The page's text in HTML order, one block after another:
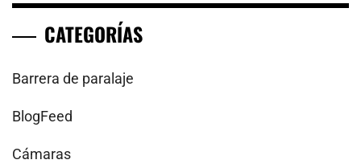
CATEGORÍAS
Barrera de paralaje
BlogFeed
Cámaras